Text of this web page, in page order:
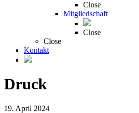
Close
Mitgliedschaft
Close
Close
Kontakt
Druck
19. April 2024